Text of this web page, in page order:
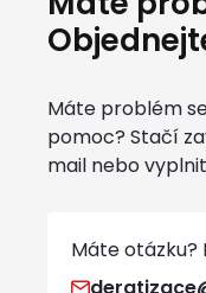
Máte problém
pomoc? Stačí
mail nebo
Máte otázku?